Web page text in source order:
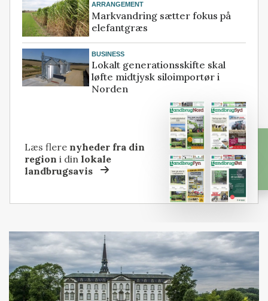
ARRANGEMENT
Markvandring sætter fokus på
elefantgræs
BUSINESS
Lokalt generationsskifte skal
løfte midtjysk siloimportør i
Norden
Læs flere nyheder fra din
region i dinlokale
landbrugsavis